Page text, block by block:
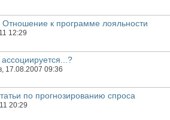
Отношение к программе лояльности
12:29
, 17.08.2007 09:36
по прогнозированию спроса
20:29